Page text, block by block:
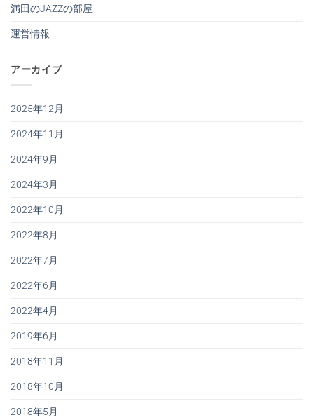
満田のJAZZの部屋
運営情報
アーカイブ
2025年12月
2024年11月
2024年9月
2024年3月
2022年10月
2022年8月
2022年7月
2022年6月
2022年4月
2019年6月
2018年11月
2018年10月
2018年5月